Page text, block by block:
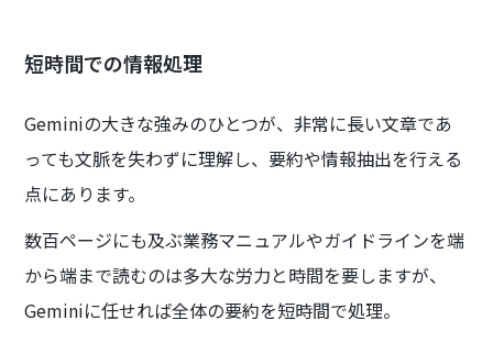
短時間での情報処理
Geminiの大きな強みのひとつが、非常に長い文章であ
っても文脈を失わずに理解し、要約や情報抽出を行える
点にあります。
数百ページにも及ぶ業務マニュアルやガイドラインを端
から端まで読むのは多大な労力と時間を要しますが、
Geminiに任せれば全体の要約を短時間で処理。